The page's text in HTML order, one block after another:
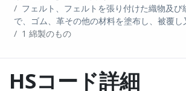
フェルト、フェルトを張り付けた織物及
で、ゴム、革その他の材料を塗布し、被覆
1 綿製のもの
HSコード詳細
HSコード
ログイン